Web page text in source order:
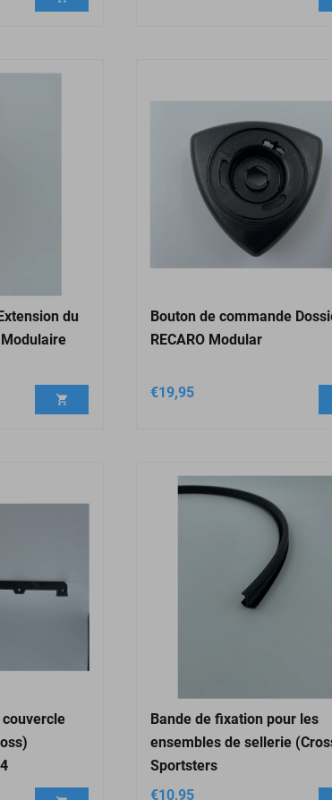
du
Modulaire
Bouton de commande
RECARO Modular
€19,95
Bande de fixation pour les
ensembles de sellerie
Sportsters
€10,95